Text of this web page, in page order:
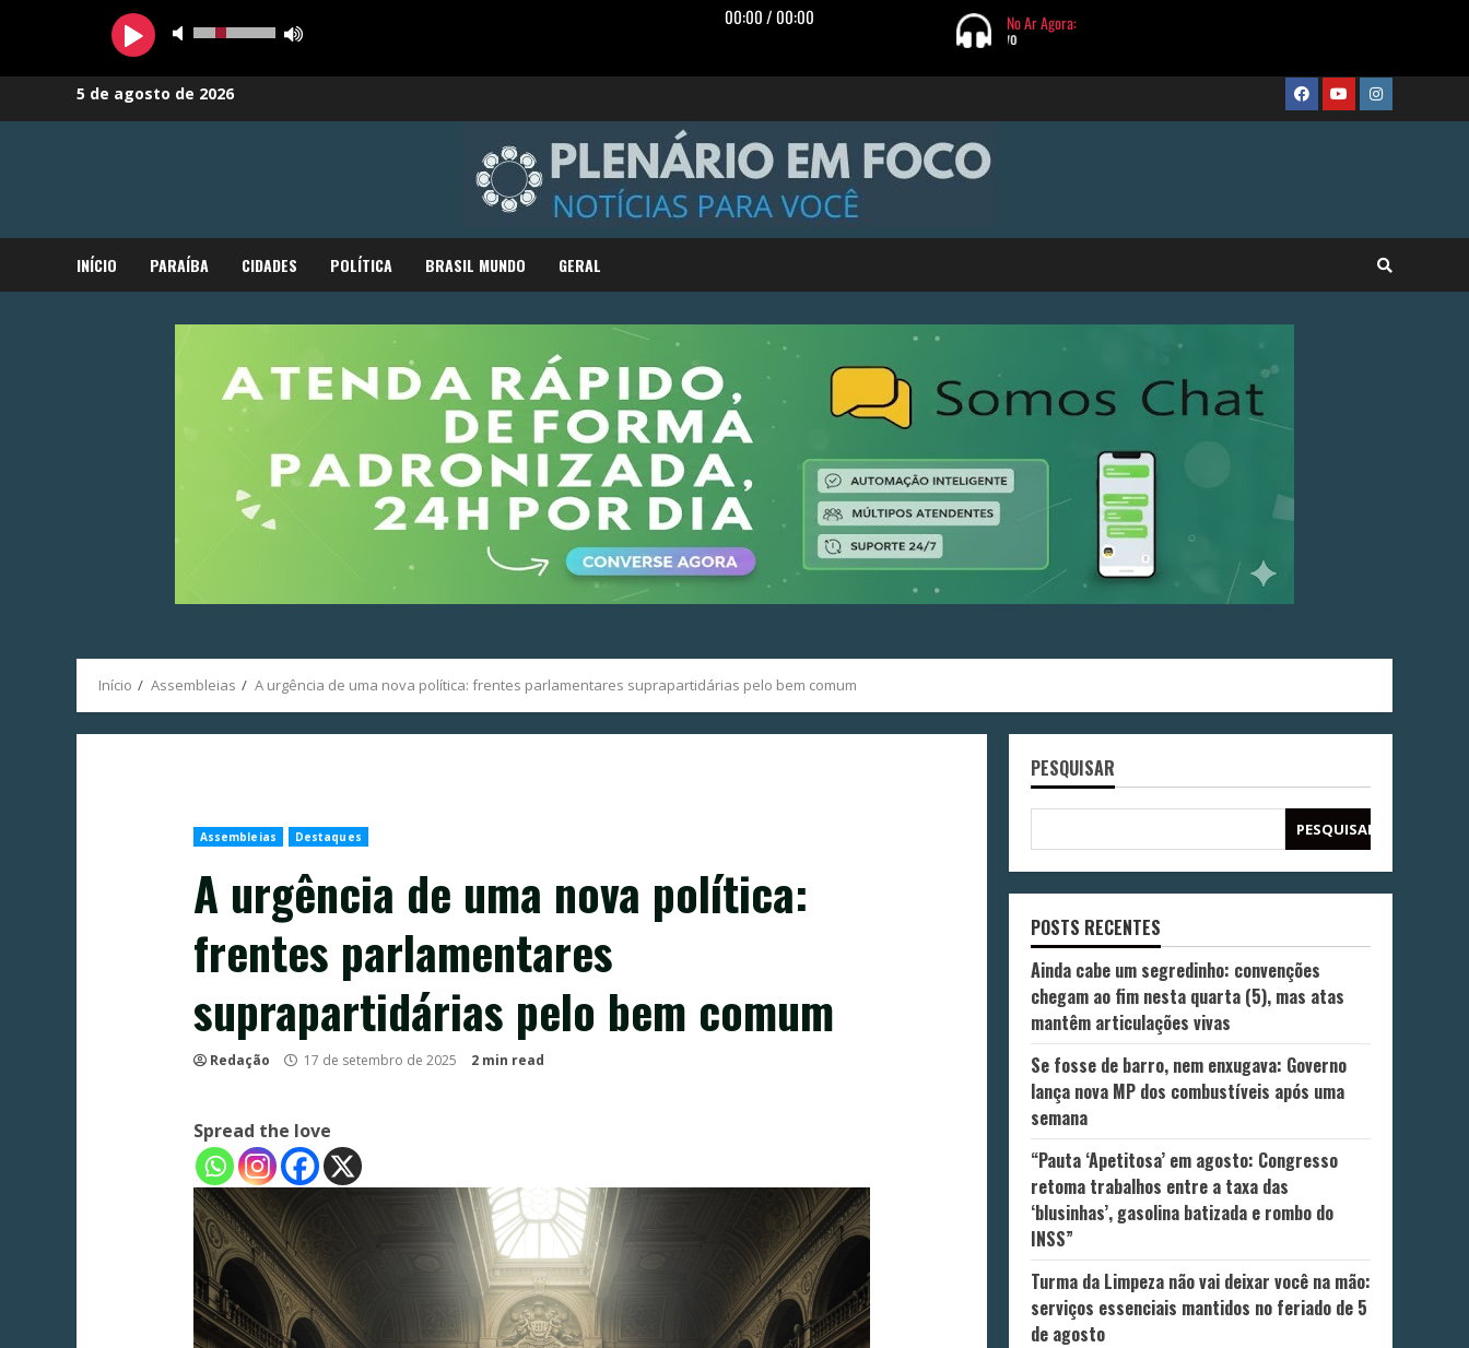
Skip
5 de agosto de 2026 FaceBook
YoutubeInstagram
INÍCIO PARAÍBA CIDADES POLÍTICA BRASIL MUNDO GERAL
Início Assembleias A urgência de uma nova política: frentes parlamentares suprapartidárias pelo bem comum
Assembleias Destaques
A urgência de uma nova política:
frentes parlamentares
suprapartidárias pelo bem comum
Redação 17 de setembro de 2025 2 min read
Spread the love
PESQUISAR
PESQUISAR
POSTS RECENTES
Ainda cabe um segredinho: convenções
chegam ao fim nesta quarta (5), mas atas
mantêm articulações vivas
Se fosse de barro, nem enxugava: Governo
lança nova MP dos combustíveis após uma
semana
“Pauta ‘Apetitosa’ em agosto: Congresso
retoma trabalhos entre a taxa das
‘blusinhas’, gasolina batizada e rombo do
INSS”
Turma da Limpeza não vai deixar você na mão:
serviços essenciais mantidos no feriado de 5
de agosto